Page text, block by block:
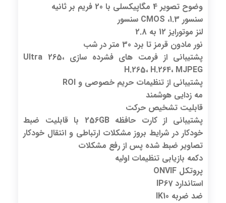
وضوح تصویر 4 مگاپیکسلی با 20 فریم بر ثانیه
سنسور 1.3، CMOS سنسور
لنز موتورایز 12 به 2.8
نور مادون قرمز تا برد 30 متر در شب
پشتیبانی از فرمت های فشرده سازی Ultra 265،
H.265، H.264، MJPEG
پشتیبانی از تنظیمات حریم خصوصی و ROI
مه زدایی هوشمند
قابلیت تشخیص حرکت
پشتیبانی از کارت حافظه 256GB با قابلیت ضبط
خودکار در شرایط بروز مشکلات ارتباطی و انتقال خودکار
تصاویر ضبط شده پس از رفع مشکلات
دکمه بازیابی تنظیمات اولیه
پروتکل ONVIF
استاندارد IP67
ضد ضربه IK10